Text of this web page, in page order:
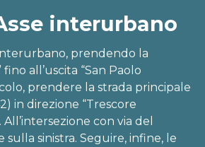
interurbano
prendendo la
all’uscita “San Paolo
prendere la strada principale
in direzione “Trescore
con via del
sulla sinistra. Seguire, infine, le